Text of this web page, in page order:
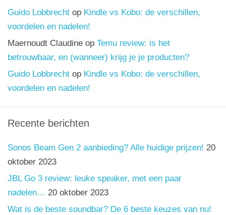
Guido Lobbrecht op Kindle vs Kobo: de verschillen,
voordelen en nadelen!
Maernoudt Claudine op Temu review: is het
betrouwbaar, en (wanneer) krijg je je producten?
Guido Lobbrecht op Kindle vs Kobo: de verschillen,
voordelen en nadelen!
Recente berichten
Sonos Beam Gen 2 aanbieding? Alle huidige prijzen! 20
oktober 2023
JBL Go 3 review: leuke speaker, met een paar
nadelen… 20 oktober 2023
Wat is de beste soundbar? De 6 beste keuzes van nu!